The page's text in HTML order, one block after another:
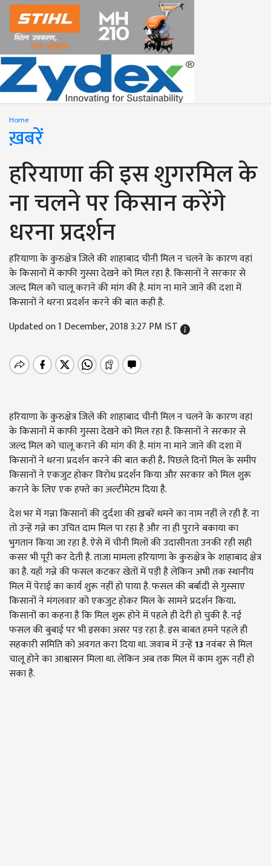
Home
ख़बरें
हरियाणा की इस शुगरमिल के
ना चलने पर किसान करेंगे
धरना प्रदर्शन
हरियाणा के कुरुक्षेत्र जिले की शाहाबाद चीनी मिल न चलने के कारण वहां
के किसानों में काफी गुस्सा देखने को मिल रहा है. किसानों ने सरकार से
जल्द मिल को चालू कराने की मांग की है. मांग ना माने जाने की दशा में
किसानों ने धरना प्रदर्शन करने की बात कही है.
Updated on 1 December, 2018 3:27 PM IST
हरियाणा के कुरुक्षेत्र जिले की शाहाबाद चीनी मिल न चलने के कारण वहां
के किसानों में काफी गुस्सा देखने को मिल रहा है. किसानों ने सरकार से
जल्द मिल को चालू कराने की मांग की है. मांग ना माने जाने की दशा में
किसानों ने धरना प्रदर्शन करने की बात कही है.पिछले दिनों मिल के समीप
किसानों ने एकजुट होकर विरोध प्रदर्शन किया और सरकार को मिल शुरू
कराने के लिए एक हफ्ते का अल्टीमेटम दिया है.
देश भर में गन्ना किसानों की दुर्दशा की ख़बरें थमने का नाम नहीं ले रही हैं. ना
तो उन्हें गन्ने का उचित दाम मिल पा रहा है और ना ही पुराने बकाया का
भुगतान किया जा रहा है. ऐसे में चीनी मिलों की उदासीनता उनकी रही सही
कसर भी पूरी कर देती है. ताजा मामला हरियाणा के कुरुक्षेत्र के शाहाबाद क्षेत्र
का है. यहाँ गन्ने की फसल कटकर खेतों में पड़ी है लेकिन अभी तक स्थानीय
मिल में पेराई का कार्य शुरू नहीं हो पाया है. फसल की बर्बादी से गुस्साए
किसानों ने मंगलवार को एकजुट होकर मिल के सामने प्रदर्शन किया.
किसानों का कहना है कि मिल शुरू होने में पहले ही देरी हो चुकी है. नई
फसल की बुबाई पर भी इसका असर पड़ रहा है. इस बाबत हमने पहले ही
सहकारी समिति को अवगत करा दिया था. जवाब में उन्हें13नवंबर से मिल
चालू होने का आश्वासन मिला था. लेकिन अब तक मिल में काम शुरू नहीं हो
सका है.